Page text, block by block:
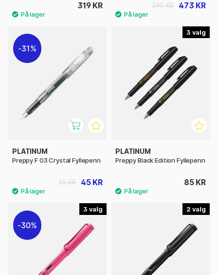
319 KR 473 KR
590 KR
31%
PLATINUM
Preppy F 03 Crystal Fyllepenn
45 KR
65 KR
3
PLATINUM
Preppy Black Edition Fyllepenn
85 KR
3
30%
2